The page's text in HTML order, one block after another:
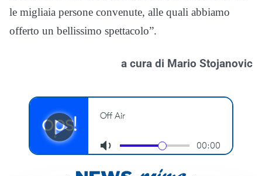
le migliaia persone convenute, alle quali abbiamo
offerto un bellissimo spettacolo”.
a cura di Mario Stojanovic